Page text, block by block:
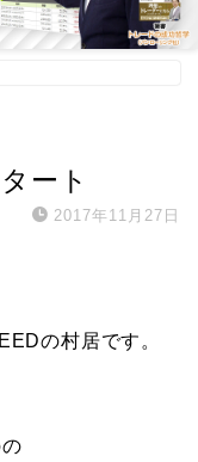
ート
2017年11月27日
の村居です。